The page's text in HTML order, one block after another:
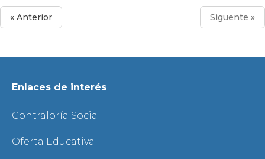
« Anterior Siguente »
Enlaces de interés
Contraloría Social
Oferta Educativa